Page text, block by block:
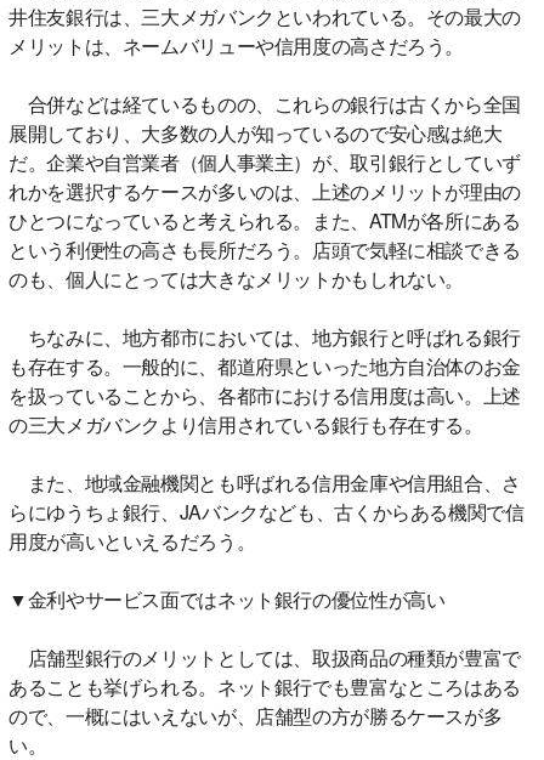
井住友銀行は、三大メガバンクといわれている。その最大の
メリットは、ネームバリューや信用度の高さだろう。
合併などは経ているものの、これらの銀行は古くから全国
展開しており、大多数の人が知っているので安心感は絶大
だ。企業や自営業者（個人事業主）が、取引銀行としていず
れかを選択するケースが多いのは、上述のメリットが理由の
ひとつになっていると考えられる。また、ATMが各所にある
という利便性の高さも長所だろう。店頭で気軽に相談できる
のも、個人にとっては大きなメリットかもしれない。
ちなみに、地方都市においては、地方銀行と呼ばれる銀行
も存在する。一般的に、都道府県といった地方自治体のお金
を扱っていることから、各都市における信用度は高い。上述
の三大メガバンクより信用されている銀行も存在する。
また、地域金融機関とも呼ばれる信用金庫や信用組合、さ
らにゆうちょ銀行、JAバンクなども、古くからある機関で信
用度が高いといえるだろう。
▼金利やサービス面ではネット銀行の優位性が高い
店舗型銀行のメリットとしては、取扱商品の種類が豊富で
あることも挙げられる。ネット銀行でも豊富なところはある
ので、一概にはいえないが、店舗型の方が勝るケースが多
い。